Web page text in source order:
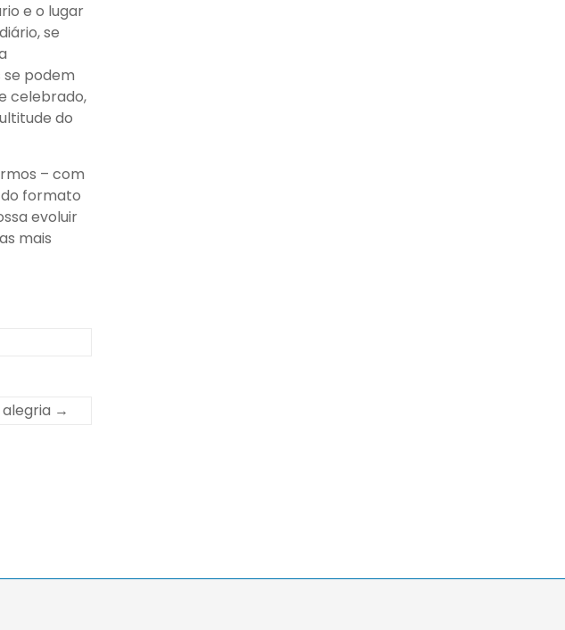
e o lugar
se
podem
celebrado,
do
– com
formato
evoluir
mais
→